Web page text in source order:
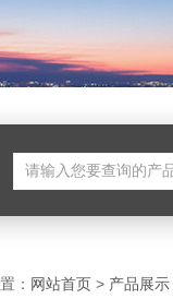
： 网站首页 > 产品展示